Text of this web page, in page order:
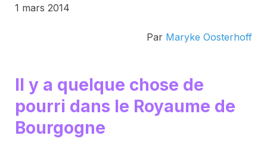
1 mars 2014
Par Maryke Oosterhoff
Il y a quelque chose de
pourri dans le Royaume de
Bourgogne